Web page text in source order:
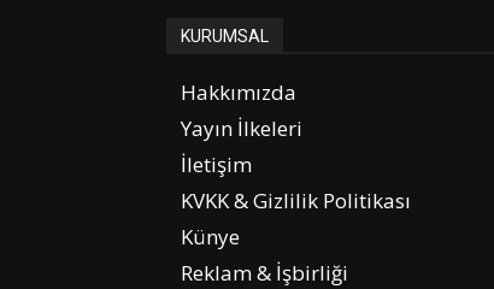
KURUMSAL
Hakkımızda
Yayın İlkeleri
İletişim
KVKK & Gizlilik Politikası
Künye
Reklam & İşbirliği